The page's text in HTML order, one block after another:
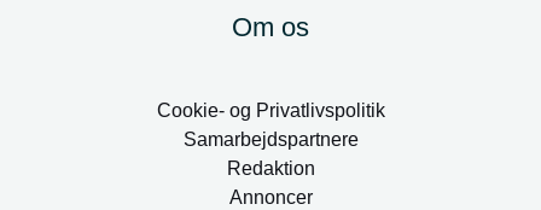
Om os
Cookie- og Privatlivspolitik
Samarbejdspartnere
Redaktion
Annoncer